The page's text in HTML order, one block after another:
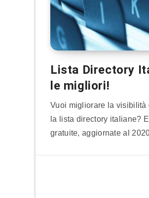
Lista Directory
le migliori!
Vuoi migliorare la visibilità
la lista directory italiane?
gratuite, aggiornate al